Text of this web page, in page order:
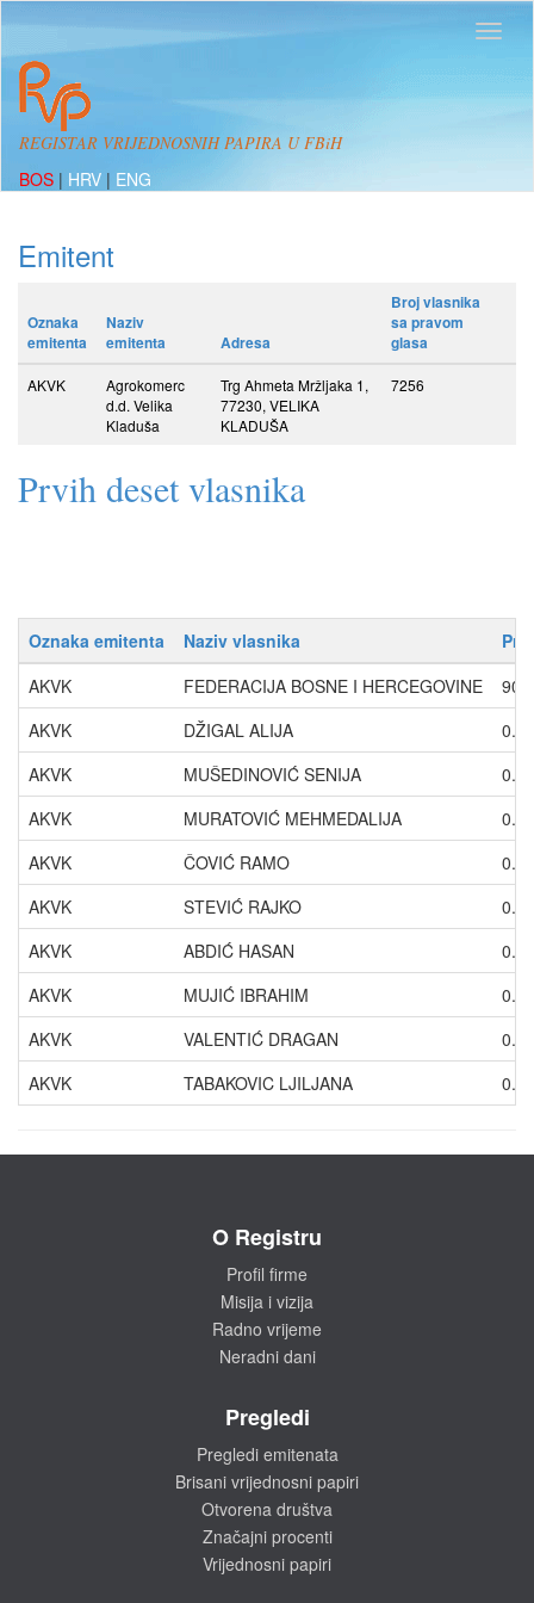
REGISTAR VRIJEDNOSNIH PAPIRA U FBiH
BOS | HRV | ENG
Emitent
Oznaka
emitenta
Naziv
emitenta
Adresa
Broj vlasnika
sa pravom
glasa
AKVK
Agrokomerc
d.d. Velika
Kladuša
Trg Ahmeta Mržljaka 1,
77230, VELIKA
KLADUŠA
7256
Prvih deset vlasnika
Oznaka emitenta Naziv vlasnika
AKVK
FEDERACIJA BOSNE I HERCEGOVINE
AKVK
DŽIGAL ALIJA
AKVK
MUŠEDINOVIĆ SENIJA
AKVK
MURATOVIĆ MEHMEDALIJA
AKVK
ČOVIĆ RAMO
AKVK
STEVIĆ RAJKO
AKVK
ABDIĆ HASAN
AKVK
MUJIĆ IBRAHIM
AKVK
VALENTIĆ DRAGAN
AKVK
TABAKOVIC LJILJANA
O Registru
Profil firme
Misija i vizija
Radno vrijeme
Neradni dani
Pregledi
Pregledi emitenata
Brisani vrijednosni papiri
Otvorena društva
Značajni procenti
Vrijednosni papiri